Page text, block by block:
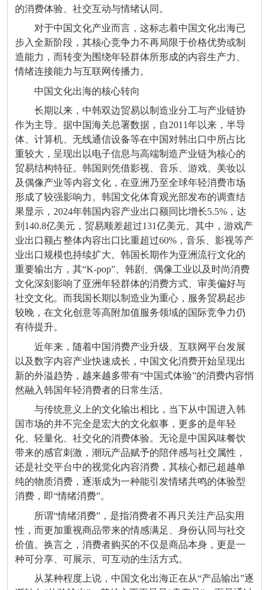
的消费体验、社交互动与情绪认同。
对于中国文化产业而言，这标志着中国文化出海已
步入全新阶段，其核心竞争力不再局限于价格优势或制
造能力，而转变为围绕年轻群体所形成的内容生产力、
情绪连接能力与互联网传播力。
中国文化出海的核心转向
长期以来，中韩双边贸易以制造业分工与产业链协
作为主导。据中国海关总署数据，自2011年以来，半导
体、计算机、无线通信设备等在中国对韩出口中所占比
重较大，呈现出以电子信息与高端制造产业链为核心的
贸易结构特征。韩国则凭借影视、音乐、游戏、美妆以
及偶像产业等内容文化，在亚洲乃至全球年轻消费市场
形成了较强影响力。韩国文化体育观光部发布的调查结
果显示，2024年韩国内容产业出口额同比增长5.5%，达
到140.8亿美元，贸易顺差超过131亿美元。其中，游戏产
业出口额占整体内容出口比重超过60%，音乐、影视等产
业出口规模也持续扩大。韩国长期作为亚洲流行文化的
重要输出方，其“K-pop”、韩剧、偶像工业以及时尚消费
文化深刻影响了亚洲年轻群体的消费方式、审美偏好与
社交文化。而我国长期以制造业为重心，服务贸易起步
较晚，在文化创意等高附加值服务领域的国际竞争力仍
有待提升。
近年来，随着中国消费产业升级、互联网平台发展
以及数字内容产业快速成长，中国文化消费开始呈现出
新的外溢趋势，越来越多带有“中国式体验”的消费内容悄
然融入韩国年轻消费者的日常生活。
与传统意义上的文化输出相比，当下从中国进入韩
国市场的并不完全是宏大的文化叙事，更多的是年轻
化、轻量化、社交化的消费体验。无论是中国风味餐饮
带来的感官刺激，潮玩产品赋予的陪伴感与社交属性，
还是社交平台中的视觉化内容消费，其核心都已超越单
纯的物质消费，逐渐成为一种能引发情绪共鸣的体验型
消费，即“情绪消费”。
所谓“情绪消费”，是指消费者不再只关注产品实用
性，而更加重视商品带来的情感满足、身份认同与社交
价值。换言之，消费者购买的不仅是商品本身，更是一
种可分享、可展示、可互动的生活方式。
从某种程度上说，中国文化出海正在从“产品输出”逐